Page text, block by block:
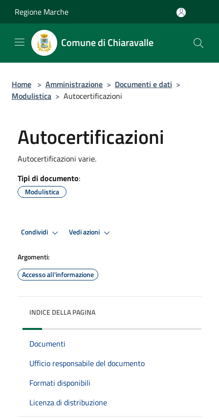
Regione Marche
Comune di Chiaravalle
Home > Amministrazione > Documenti e dati >
Modulistica > Autocertificazioni
Autocertificazioni
Autocertificazioni varie.
Tipi di documento:
Modulistica
Condividi Vedi azioni
Argomenti:
Accesso all'informazione
INDICE DELLA PAGINA
Documenti
Ufficio responsabile del documento
Formati disponibili
Licenza di distribuzione